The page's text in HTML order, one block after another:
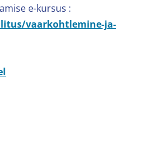
e-kursus :
vaarkohtlemine-ja-